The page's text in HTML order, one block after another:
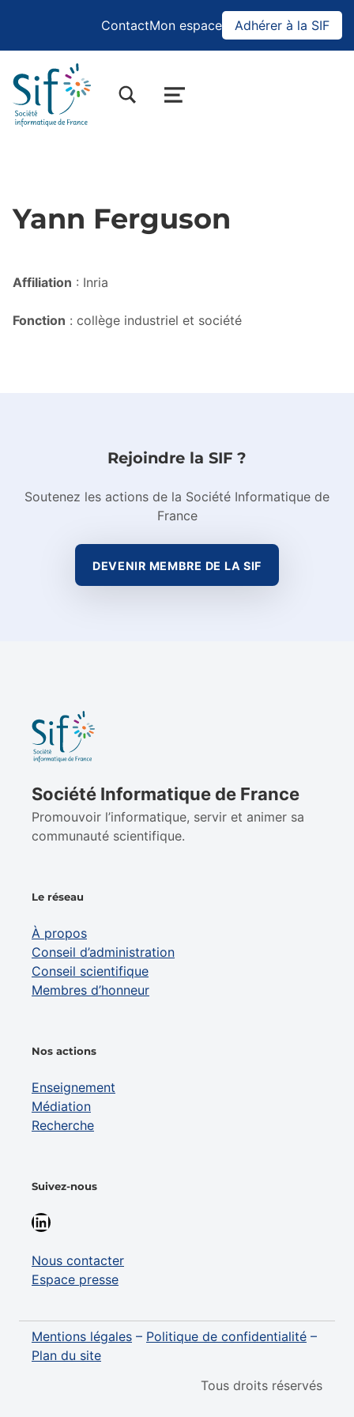
ContactMon espace Adhérer à la SIF
BASCULER LA BOÎTE DE DIALOGUE DU FORMULAIRE DE RECHERCHE
MENU
Yann Ferguson
Affiliation : Inria
Fonction : collège industriel et société
Rejoindre la SIF ?
Soutenez les actions de la Société Informatique de
France
DEVENIR MEMBRE DE LA SIF
Société Informatique de France
Promouvoir l’informatique, servir et animer sa
communauté scientifique.
Le réseau
À propos
Conseil d’administration
Conseil scientifique
Membres d’honneur
Nos actions
Enseignement
Médiation
Recherche
Suivez-nous
LinkedIn
Nous contacter
Espace presse
Mentions légales – Politique de confidentialité –
Plan du site
Tous droits réservés